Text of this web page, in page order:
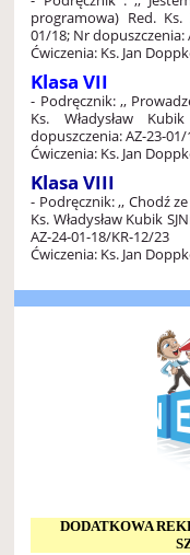
programowa) Red.
01/18; Nr dopuszczenia:
Ćwiczenia: Ks. Jan
Klasa VII
- Podręcznik: ,,
Ks. Władysław
dopuszczenia: AZ-23-
Ćwiczenia: Ks. Jan
Klasa VIII
- Podręcznik: ,, Chodź
Ks. Władysław Kubik SJ
AZ-24-01-18/KR-12/23
Ćwiczenia: Ks. Jan
DODATKOWA